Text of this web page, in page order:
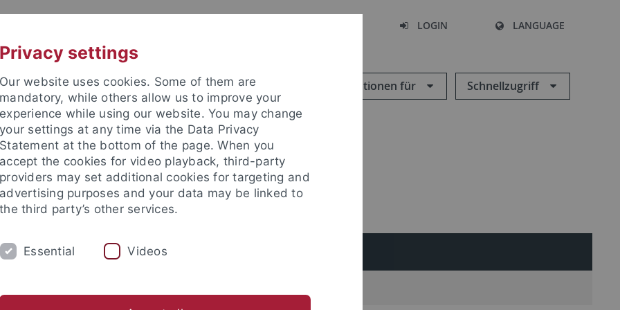
LOGIN LANGUAGE
Informationen für Schnellzugriff
Fakultät
(IRex)
STUDIUM KOOPERATION
Privacy settings
Our website uses cookies. Some of them are
mandatory, while others allow us to improve your
experience while using our website. You may change
your settings at any time via the Data Privacy
Statement at the bottom of the page. When you
accept the cookies for video playback, third-party
providers may set additional cookies for targeting and
advertising purposes and your data may be linked to
the third party’s other services.
Essential Videos